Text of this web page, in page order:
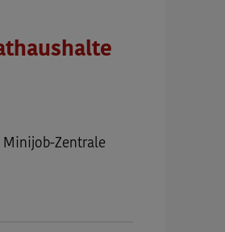
Zentrale